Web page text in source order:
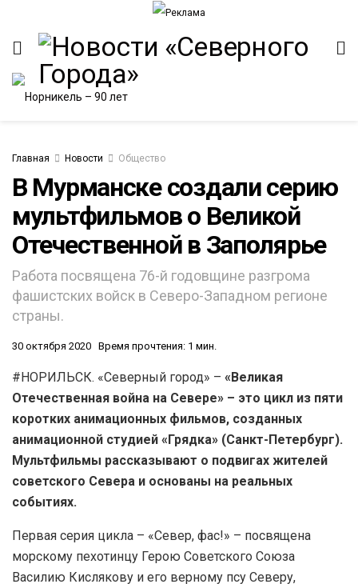
Главная Новости Общество
В Мурманске создали серию
мультфильмов о Великой
Отечественной в Заполярье
Работа посвящена 76-й годовщине разгрома
фашистских войск в Северо-Западном регионе
страны.
30 октября 2020 Время прочтения: 1 мин.
#НОРИЛЬСК. «Северный город» – «Великая
Отечественная война на Севере» – это цикл из пяти
коротких анимационных фильмов, созданных
анимационной студией «Грядка» (Санкт-Петербург).
Мультфильмы рассказывают о подвигах жителей
советского Севера и основаны на реальных
событиях.
Первая серия цикла – «Север, фас!» – посвящена
морскому пехотинцу Герою Советского Союза
Василию Кислякову и его верному псу Северу,